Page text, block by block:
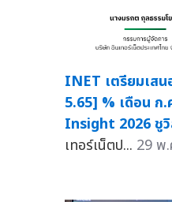
INET เตรียมเส
5.65] % เดือน
Insight 2026 ชู
เทอร์เน็ตป... 29 พ